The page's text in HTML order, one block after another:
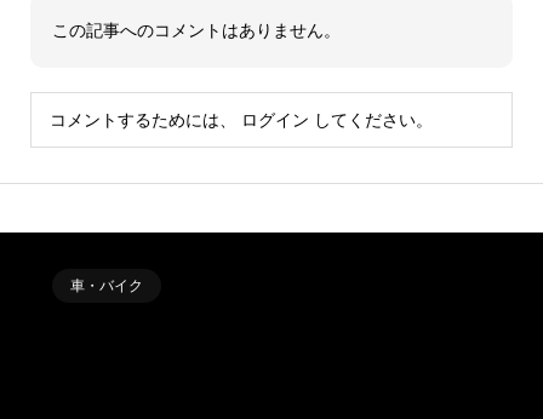
この記事へのコメントはありません。
コメントするためには、 ログイン してください。
車・バイク